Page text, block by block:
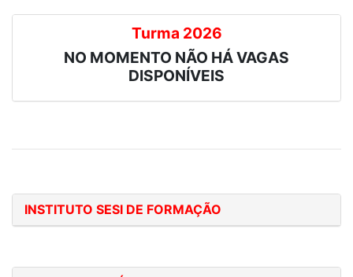
Turma 2026
NO MOMENTO NÃO HÁ VAGAS
DISPONÍVEIS
INSTITUTO SESI DE FORMAÇÃO